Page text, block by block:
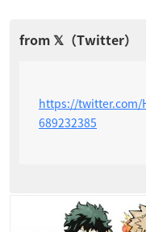
https://twitter.com/
689232385